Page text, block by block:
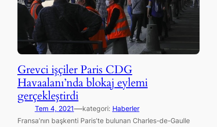
Grevci işçiler Paris CDG
Havaalanı’nda blokaj eylemi
gerçekleştirdi
Tem 4, 2021—kategori: Haberler
Fransa’nın başkenti Paris’te bulunan Charles-de-Gaulle